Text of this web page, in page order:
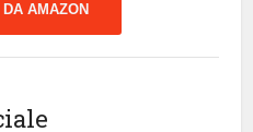
AMAZON